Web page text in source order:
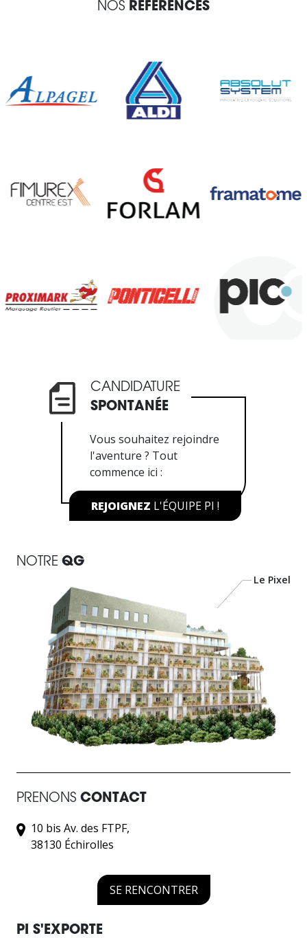
NOS RÉFÉRENCES
CANDIDATURE
SPONTANÉE
Vous souhaitez rejoindre
l'aventure ? Tout
commence ici :
REJOIGNEZ L'ÉQUIPE PI !
NOTRE QG
Le Pixel
PRENONS CONTACT
10 bis Av. des FTPF,
38130 Échirolles
SE RENCONTRER
PI S'EXPORTE